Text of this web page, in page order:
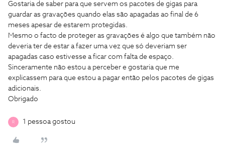
Gostaria de saber para que servem os pacotes de gigas para
guardar as gravações quando elas são apagadas ao final de 6
meses apesar de estarem protegidas.
Mesmo o facto de proteger as gravações é algo que também não
deveria ter de estar a fazer uma vez que só deveriam ser
apagadas caso estivesse a ficar com falta de espaço.
Sinceramente não estou a perceber e gostaria que me
explicassem para que estou a pagar então pelos pacotes de gigas
adicionais.
Obrigado
R 1 pessoa gostou